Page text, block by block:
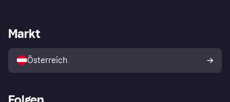
Shops entdecken
Händlerportal
Markt
Österreich